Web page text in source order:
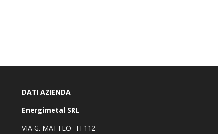
DATI AZIENDA
Energimetal SRL
VIA G. MATTEOTTI 112